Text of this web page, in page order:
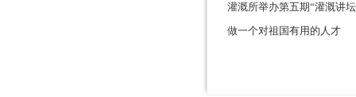
灌溉所举办第五期“灌溉讲
做一个对祖国有用的人才